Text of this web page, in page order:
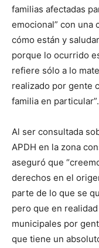
familias afectadas
emocional” con una
cómo están y
porque lo ocurrido
refiere sólo a lo
realizado por gente
familia en particular”.
Al ser consultada
APDH en la zona
aseguró que
derechos en el
parte de lo que se
pero que en
municipales por
que tiene un